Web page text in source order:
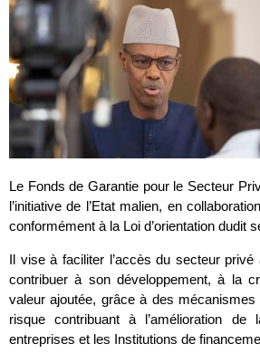
Le Fonds de Garantie pour le Secteur
l’initiative de l’Etat malien, en
conformément à la Loi d’orientation dudit
Il vise à faciliter l’accès du secteur
contribuer à son développement, à la
valeur ajoutée, grâce à des
risque contribuant à l’amélioration de
entreprises et les Institutions de